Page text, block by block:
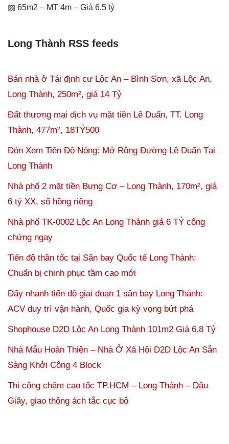
▨ 65m2 – MT 4m – Giá 6,5 tỷ
Long Thành RSS feeds
Bán nhà ở Tái định cư Lộc An – Bình Sơn, xã Lộc An,
Long Thành, 250m², giá 14 Tỷ
Đất thương mại dịch vụ mặt tiền Lê Duẩn, TT. Long
Thành, 477m², 18TỶ500
Đón Xem Tiến Độ Nóng: Mở Rộng Đường Lê Duẩn Tại
Long Thành
Nhà phố 2 mặt tiền Bưng Cơ – Long Thành, 170m², giá
6 tỷ XX, sổ hồng riêng
Nhà phố TK-0002 Lộc An Long Thành giá 6 TỶ công
chứng ngay
Tiến độ thần tốc tại Sân bay Quốc tế Long Thành:
Chuẩn bị chinh phục tầm cao mới
Đẩy nhanh tiến độ giai đoạn 1 sân bay Long Thành:
ACV duy trì vận hành, Quốc gia kỳ vọng bứt phá
Shophouse D2D Lộc An Long Thành 101m2 Giá 6.8 Tỷ
Nhà Mẫu Hoàn Thiện – Nhà Ở Xã Hội D2D Lộc An Sẵn
Sàng Khởi Công 4 Block
Thi công chậm cao tốc TP.HCM – Long Thành – Dầu
Giây, giao thông ách tắc cục bộ